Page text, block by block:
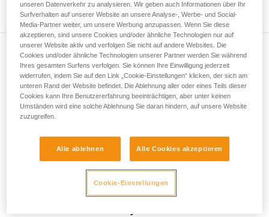
Newsletter abonnieren
und auf dem Laufenden bleiben
Email *
unseren Datenverkehr zu analysieren. Wir geben auch Informationen über Ihr
Surfverhalten auf unserer Website an unsere Analyse-, Werbe- und Social-
Media-Partner weiter, um unsere Werbung anzupassen. Wenn Sie diese
akzeptieren, sind unsere Cookies und/oder ähnliche Technologien nur auf
unserer Website aktiv und verfolgen Sie nicht auf andere Websites. Die
Cookies und/oder ähnliche Technologien unserer Partner werden Sie während
Ihres gesamten Surfens verfolgen. Sie können Ihre Einwilligung jederzeit
widerrufen, indem Sie auf den Link „Cookie-Einstellungen“ klicken, der sich am
unteren Rand der Website befindet. Die Ablehnung aller oder eines Teils dieser
Cookies kann Ihre Benutzererfahrung beeinträchtigen, aber unter keinen
Umständen wird eine solche Ablehnung Sie daran hindern, auf unsere Website
zuzugreifen.
Alle ablehnen Alle Cookies akzeptieren
Cookie-Einstellungen